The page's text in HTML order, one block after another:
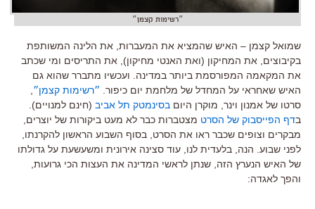
״רשימות קצמן״
שמואל קצמן – האיש שהמציא את המעברות, את הלינה המשותפת
בקיבוצים, את המחיקון (ואת האנטי מחיקון), את התריסים ומי שכתב
את המקאמה המפורסמת ביותר במדינה. ועכשיו מתברר שהוא גם
האיש שאחראי על המחדל של מלחמת יום כיפור. ״רשימות קצמן״,
סרטו של אמנון וינר, מוקרן היום בסינמטק תל אביב (חינם למנויים).
בדף הפייסבוק של הסרט מצטברות כבר לא מעט ביקורות של יוצרים,
מבקרים וצופים שכבר ראו את הסרט, בסוף השבוע הראשון להקרנתו,
לפני שבוע. הנה, בלעדית לנו, עוד סצינה אירונית ומשעשעת על גדולתו
של האיש הנערץ הזה, שנתן לראשי המדינה את העצות הכי גרועות,
והפך לאגדה: